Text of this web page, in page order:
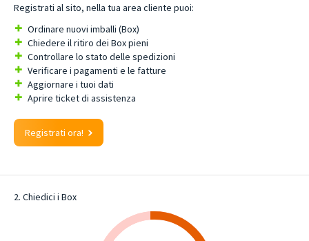
Registrati al sito, nella tua area cliente puoi:
Ordinare nuovi imballi (Box)
Chiedere il ritiro dei Box pieni
Controllare lo stato delle spedizioni
Verificare i pagamenti e le fatture
Aggiornare i tuoi dati
Aprire ticket di assistenza
Registrati ora!
2. Chiedici i Box